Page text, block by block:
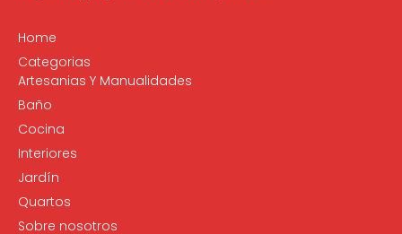
Home
Categorias
Artesanias Y Manualidades
Baño
Cocina
Interiores
Jardín
Quartos
Sobre nosotros